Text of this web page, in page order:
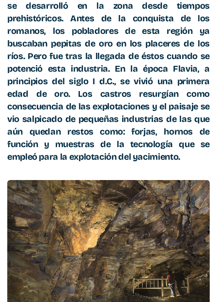
se desarrolló en la zona desde tiempos
prehistóricos. Antes de la conquista de los
romanos, los pobladores de esta región ya
buscaban pepitas de oro en los placeres de los
ríos. Pero fue tras la llegada de éstos cuando se
potenció esta industria. En la época Flavia, a
principios del siglo I d.C., se vivió una primera
edad de oro. Los castros resurgían como
consecuencia de las explotaciones y el paisaje se
vio salpicado de pequeñas industrias de las que
aún quedan restos como: forjas, hornos de
función y muestras de la tecnología que se
empleó para la explotación del yacimiento.